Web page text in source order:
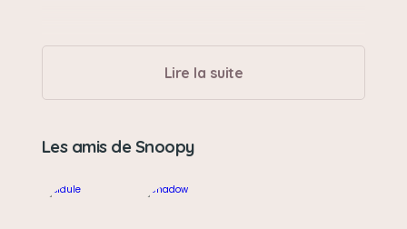
Lire la suite
Les amis de Snoopy